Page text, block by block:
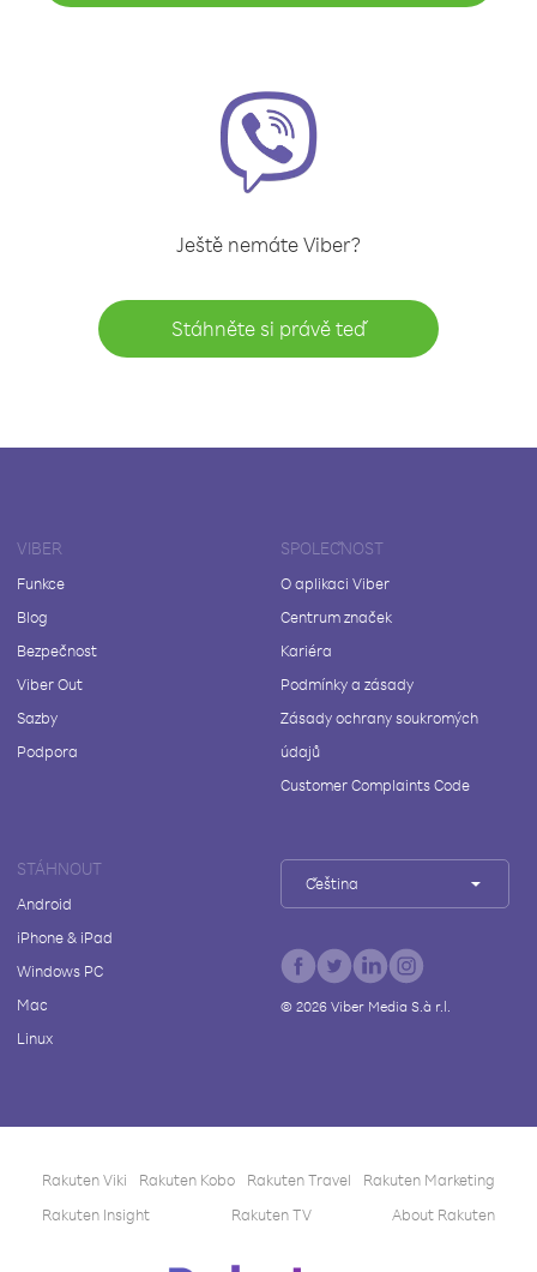
Ještě nemáte Viber?
Stáhněte si právě teď
VIBER
Funkce
Blog
Bezpečnost
Viber Out
Sazby
Podpora
SPOLEČNOST
O aplikaci Viber
Centrum značek
Kariéra
Podmínky a zásady
Zásady ochrany soukromých
údajů
Customer Complaints Code
STÁHNOUT
Android
iPhone & iPad
Windows PC
Mac
Linux
Čeština
© 2026Viber Media S.à r.l.
Rakuten Viki Rakuten Kobo Rakuten Travel
Rakuten Marketing
Rakuten Insight
Rakuten TV About Rakuten